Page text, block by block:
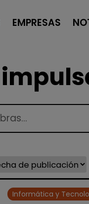
EMPRESAS
Informática y